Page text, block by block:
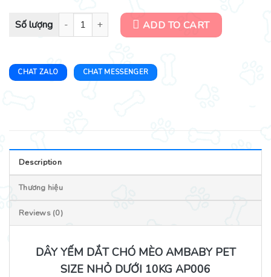
Dây yếm dắt chó mèo AMBABY PET size nhỏ dưới 10kg AP006
ADD TO CART
CHAT ZALO CHAT MESSENGER
Description
Thương hiệu
Reviews (0)
DÂY YẾM DẮT CHÓ MÈO AMBABY PET
SIZE NHỎ DƯỚI 10KG AP006